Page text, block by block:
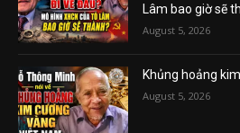
Lâm bao giờ sẽ
August 5, 2026
Khủng hoảng
August 5, 2026